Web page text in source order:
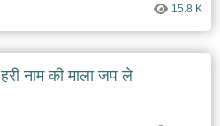
15.8 K
हरी नाम की माला जप ले